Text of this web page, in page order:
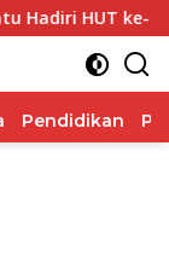
Desa Malola,
Pendidikan